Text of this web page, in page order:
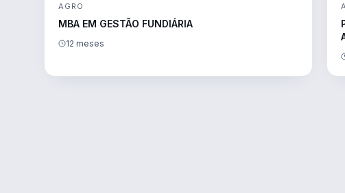
AGRO
MBA EM GESTÃO FUNDIÁRIA
12 meses